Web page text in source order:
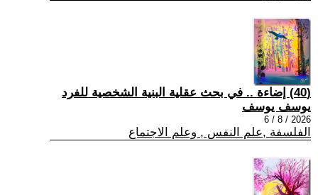
(40) إضاءة .. في بحث عقلية البنية الشخصية للفرد
يوسف يوسف
2026 / 8 / 6
الفلسفة ,علم النفس , وعلم الاجتماع